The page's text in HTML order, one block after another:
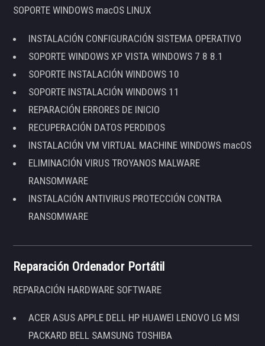
SOPORTE WINDOWS macOS LINUX
INSTALACIÓN CONFIGURACIÓN SISTEMA OPERATIVO
SOPORTE WINDOWS XP VISTA WINDOWS 7 8 8.1
SOPORTE INSTALACIÓN WINDOWS 10
SOPORTE INSTALACIÓN WINDOWS 11
REPARACIÓN ERRORES DE INICIO
RECUPERACIÓN DATOS PERDIDOS
INSTALACIÓN VM VIRTUAL MACHINE WINDOWS macOS
ELIMINACIÓN VIRUS TROYANOS MALWARE
RANSOMWARE
INSTALACIÓN ANTIVIRUS PROTECCIÓN CONTRA
RANSOMWARE
Reparación Ordenador Portátil
REPARACIÓN HARDWARE SOFTWARE
ACER ASUS APPLE DELL HP HUAWEI LENOVO LG MSI
PACKARD BELL SAMSUNG TOSHIBA